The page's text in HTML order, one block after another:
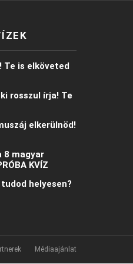
Te is elköveted
rosszul írja! Te
elkerülnöd!
8 magyar
KVÍZ
helyesen?
Médiaajánlat